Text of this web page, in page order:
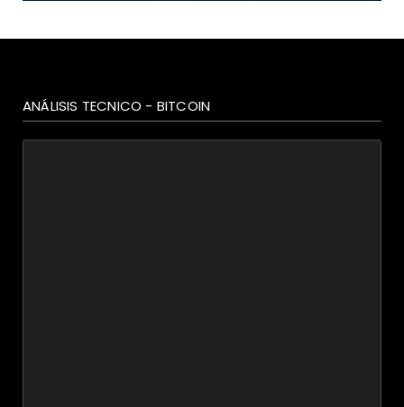
ANÁLISIS TECNICO - BITCOIN